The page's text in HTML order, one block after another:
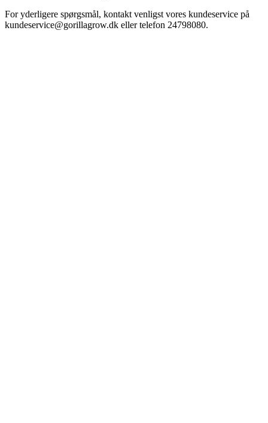
For yderligere spørgsmål, kontakt venligst vores kundeservice på
kundeservice@gorillagrow.dk eller telefon 24798080.